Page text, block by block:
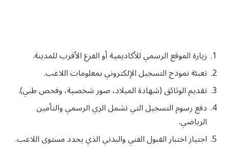
زيارة الموقع الرسمي للأكاديمية أو الفرع الأقرب للمدينة.
تعبئة نموذج التسجيل الإلكتروني بمعلومات اللاعب.
تقديم الوثائق (شهادة الميلاد، صور شخصية، وفحص طبي).
دفع رسوم التسجيل التي تشمل الزي الرسمي والتأمين
الرياضي.
اجتياز اختبار القبول الفني والبدني الذي يحدد مستوى اللاعب.